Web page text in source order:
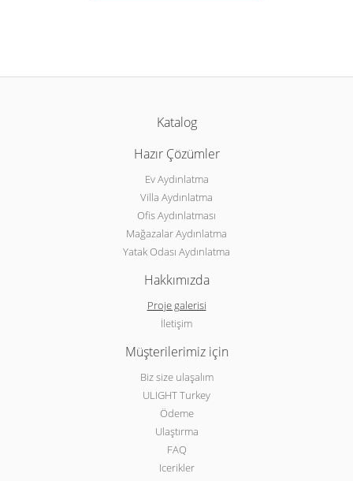
Katalog
Hazır Çözümler
Ev Aydınlatma
Villa Aydınlatma
Ofis Aydınlatması
Mağazalar Aydınlatma
Yatak Odası Aydınlatma
Hakkımızda
Proje galerisi
İletişim
Müşterilerimiz için
Biz size ulaşalım
ULIGHT Turkey
Ödeme
Ulaştırma
FAQ
Icerikler